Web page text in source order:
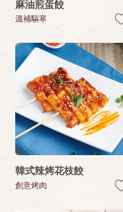
麻油煎蛋餃
溫補驅寒
韓式辣烤花枝餃
創意烤肉